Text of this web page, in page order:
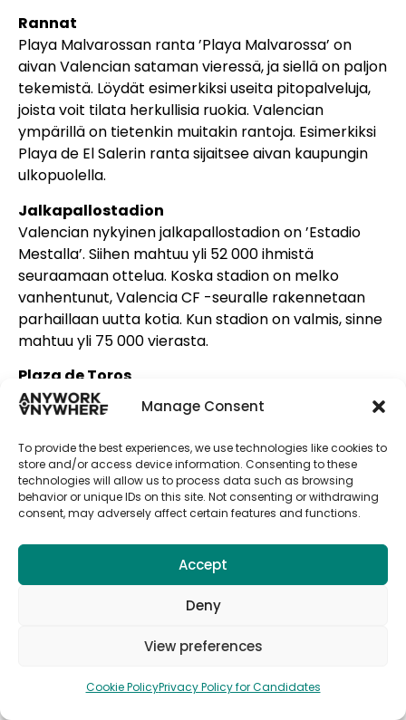
Manage Consent
To provide the best experiences, we use technologies like cookies to
store and/or access device information. Consenting to these
technologies will allow us to process data such as browsing
behavior or unique IDs on this site. Not consenting or withdrawing
consent, may adversely affect certain features and functions.
Accept
Deny
View preferences
Cookie PolicyPrivacy Policy for Candidates
Rannat
Playa Malvarossan ranta ’Playa Malvarossa’ on
aivan Valencian sataman vieressä, ja siellä on paljon
tekemistä. Löydät esimerkiksi useita pitopalveluja,
joista voit tilata herkullisia ruokia. Valencian
ympärillä on tietenkin muitakin rantoja. Esimerkiksi
Playa de El Salerin ranta sijaitsee aivan kaupungin
ulkopuolella.
Jalkapallostadion
Valencian nykyinen jalkapallostadion on ’Estadio
Mestalla’. Siihen mahtuu yli 52 000 ihmistä
seuraamaan ottelua. Koska stadion on melko
vanhentunut, Valencia CF -seuralle rakennetaan
parhaillaan uutta kotia. Kun stadion on valmis, sinne
mahtuu yli 75 000 vierasta.
Plaza de Toros
Vuosien 1850 ja 1860 välillä rakennettiin Plaza de
Toros ”härkien aukio”. Tässä suuressa
”härkätaisteluareenassa” on järjestetty
härkätaisteluita jo vuosien ajan. Tämä areena
muistuttaa Rooman Colosseumia. Härkätaisteluita
järjestetään siellä edelleen, mutta sitä käytetään
juhlatilaisuuksiin.
Valencian katedraali
Valencian upea katedraali rakennettiin vuosina
vaikuttavan ulkonäön. Barokkityyli sekä goottilaiset
Valencian katedraali on omistettu Neitsyt Marialle.